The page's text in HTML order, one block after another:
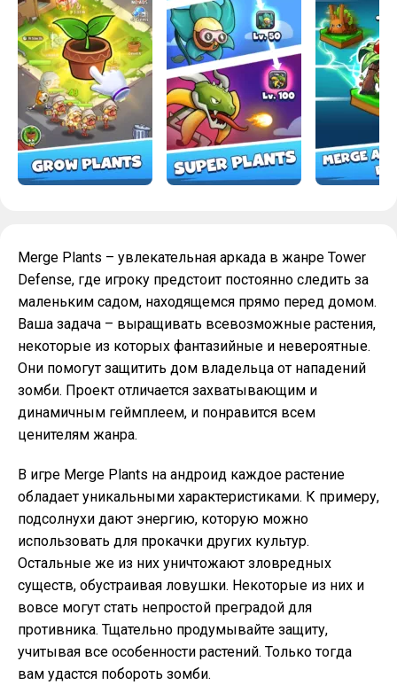
Merge Plants – увлекательная аркада в жанре Tower
Defense, где игроку предстоит постоянно следить за
маленьким садом, находящемся прямо перед домом.
Ваша задача – выращивать всевозможные растения,
некоторые из которых фантазийные и невероятные.
Они помогут защитить дом владельца от нападений
зомби. Проект отличается захватывающим и
динамичным геймплеем, и понравится всем
ценителям жанра.
В игре Merge Plants на андроид каждое растение
обладает уникальными характеристиками. К примеру,
подсолнухи дают энергию, которую можно
использовать для прокачки других культур.
Остальные же из них уничтожают зловредных
существ, обустраивая ловушки. Некоторые из них и
вовсе могут стать непростой преградой для
противника. Тщательно продумывайте защиту,
учитывая все особенности растений. Только тогда
вам удастся побороть зомби.